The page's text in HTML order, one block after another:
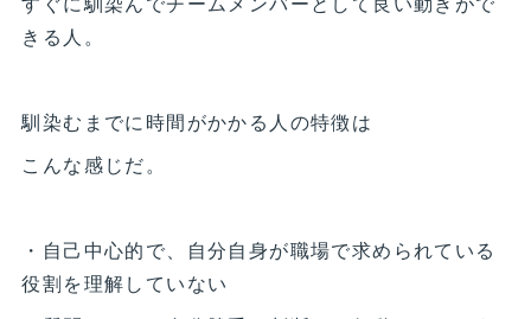
きる人。
馴染むまでに時間がかかる人の特徴は
こんな感じだ。
・自己中心的で、自分自身が職場で求められている
役割を理解していない